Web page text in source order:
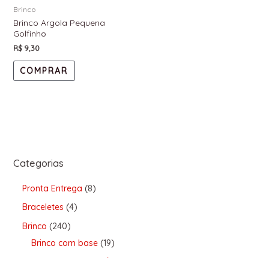
Categorias
Pronta Entrega 8
Braceletes 4
Brinco 240
Brinco com base 19
Brinco
Brinco Argola Pequena
Golfinho
R$9,30
COMPRAR